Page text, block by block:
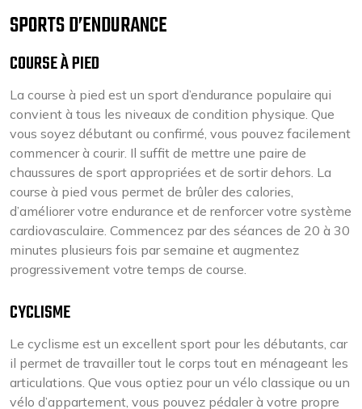
SPORTS D’ENDURANCE
COURSE À PIED
La course à pied est un sport d’endurance populaire qui
convient à tous les niveaux de condition physique. Que
vous soyez débutant ou confirmé, vous pouvez facilement
commencer à courir. Il suffit de mettre une paire de
chaussures de sport appropriées et de sortir dehors. La
course à pied vous permet de brûler des calories,
d’améliorer votre endurance et de renforcer votre système
cardiovasculaire. Commencez par des séances de 20 à 30
minutes plusieurs fois par semaine et augmentez
progressivement votre temps de course.
CYCLISME
Le cyclisme est un excellent sport pour les débutants, car
il permet de travailler tout le corps tout en ménageant les
articulations. Que vous optiez pour un vélo classique ou un
vélo d’appartement, vous pouvez pédaler à votre propre